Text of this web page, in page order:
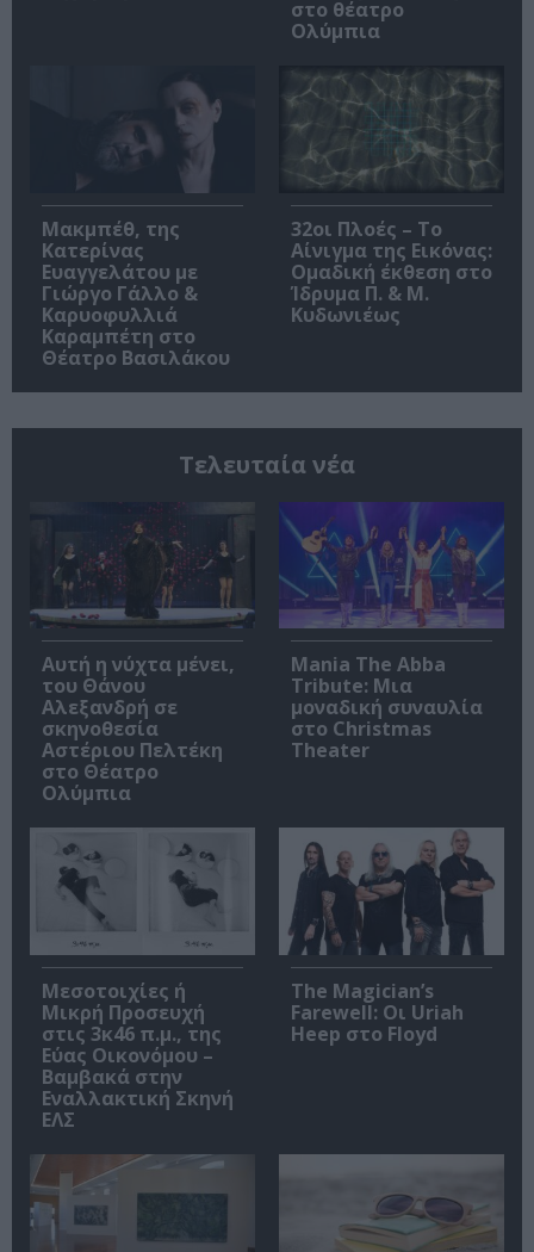
στο θέατρο
Ολύμπια
Μακμπέθ, της
Κατερίνας
Ευαγγελάτου με
Γιώργο Γάλλο &
Καρυοφυλλιά
Καραμπέτη στο
Θέατρο Βασιλάκου
32οι Πλοές – Το
Αίνιγμα της Εικόνας:
Ομαδική έκθεση στο
Ίδρυμα Π. & Μ.
Κυδωνιέως
Τελευταία νέα
Αυτή η νύχτα μένει,
του Θάνου
Αλεξανδρή σε
σκηνοθεσία
Αστέριου Πελτέκη
στο Θέατρο
Ολύμπια
Mania The Abba
Tribute: Μια
μοναδική συναυλία
στο Christmas
Theater
Μεσοτοιχίες ή
Μικρή Προσευχή
στις 3κ46 π.μ., της
Εύας Οικονόμου –
Βαμβακά στην
Εναλλακτική Σκηνή
ΕΛΣ
The Magician’s
Farewell: Οι Uriah
Heep στο Floyd